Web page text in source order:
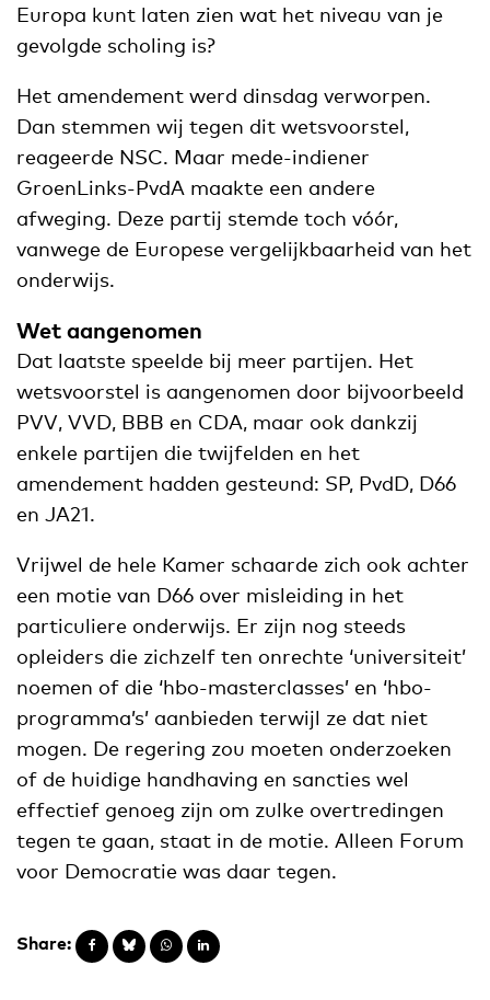
Europa kunt laten zien wat het niveau van je
gevolgde scholing is?
Het amendement werd dinsdag verworpen.
Dan stemmen wij tegen dit wetsvoorstel,
reageerde NSC. Maar mede-indiener
GroenLinks-PvdA maakte een andere
afweging. Deze partij stemde toch vóór,
vanwege de Europese vergelijkbaarheid van het
onderwijs.
Wet aangenomen
Dat laatste speelde bij meer partijen. Het
wetsvoorstel is aangenomen door bijvoorbeeld
PVV, VVD, BBB en CDA, maar ook dankzij
enkele partijen die twijfelden en het
amendement hadden gesteund: SP, PvdD, D66
en JA21.
Vrijwel de hele Kamer schaarde zich ook achter
een motie van D66 over misleiding in het
particuliere onderwijs. Er zijn nog steeds
opleiders die zichzelf ten onrechte ‘universiteit’
noemen of die ‘hbo-masterclasses’ en ‘hbo-
programma’s’ aanbieden terwijl ze dat niet
mogen. De regering zou moeten onderzoeken
of de huidige handhaving en sancties wel
effectief genoeg zijn om zulke overtredingen
tegen te gaan, staat in de motie. Alleen Forum
voor Democratie was daar tegen.
Share: